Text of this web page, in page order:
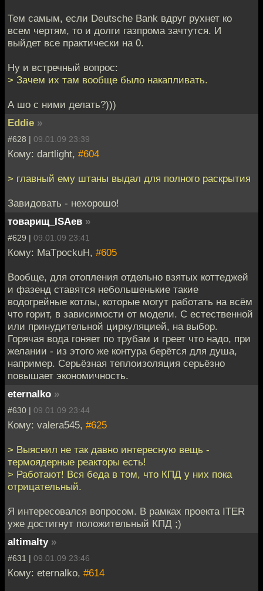
Тем самым, если Deutsche Bank вдруг рухнет ко
всем чертям, то и долги газпрома зачтутся. И
выйдет все практически на 0.
Ну и встречный вопрос:
> Зачем их там вообще было накапливать.
А шо с ними делать?)))
Eddie »
#628 | 09.01.09 23:39
Кому: dartlight, #604
> главный ему штаны выдал для полного раскрытия
Завидовать - нехорошо!
товарищ_ISAев »
#629 | 09.01.09 23:41
Кому: MaTpockuH, #605
Вообще, для отопления отдельно взятых коттеджей
и фазенд ставятся небольшенькие такие
водогрейные котлы, которые могут работать на всём
что горит, в зависимости от модели. С естественной
или принудительной циркуляцией, на выбор.
Горячая вода гоняет по трубам и греет что надо, при
желании - из этого же контура берётся для душа,
например. Серьёзная теплоизоляция серьёзно
повышает экономичность.
eternalko »
#630 | 09.01.09 23:44
Кому: valera545, #625
> Выяснил не так давно интересную вещь -
термоядерные реакторы есть!
> Работают! Вся беда в том, что КПД у них пока
отрицательный.
Я интересовался вопросом. В рамках проекта ITER
уже достигнут положительный КПД ;)
altimalty »
#631 | 09.01.09 23:46
Кому: eternalko, #614